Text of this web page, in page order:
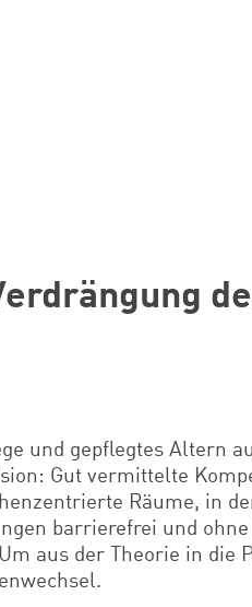
und gepflegtes Altern
Gut vermittelte
Räume, in
barrierefrei und
aus der Theorie in die